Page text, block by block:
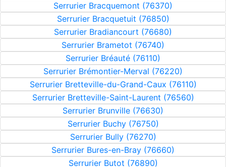
Serrurier Bracquemont (76370)
Serrurier Bracquetuit (76850)
Serrurier Bradiancourt (76680)
Serrurier Brametot (76740)
Serrurier Bréauté (76110)
Serrurier Brémontier-Merval (76220)
Serrurier Bretteville-du-Grand-Caux (76110)
Serrurier Bretteville-Saint-Laurent (76560)
Serrurier Brunville (76630)
Serrurier Buchy (76750)
Serrurier Bully (76270)
Serrurier Bures-en-Bray (76660)
Serrurier Butot (76890)